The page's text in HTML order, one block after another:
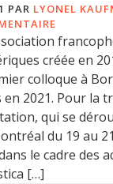
PAR LYONEL
créée en
colloque à
en 2021. Pour la
qui se
du 19 au
le cadre des
[…]